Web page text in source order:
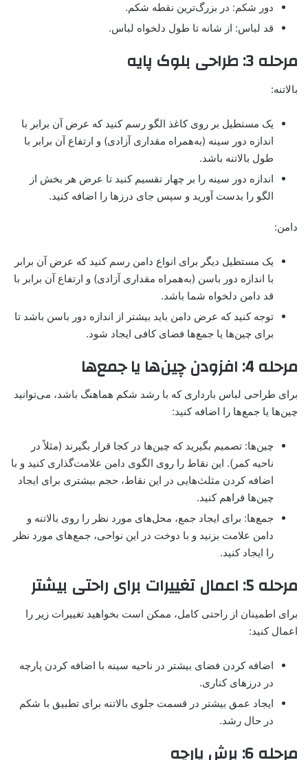
دور شکم: در بزرگ‌ترین نقطه شکم.
قد لباس: از شانه تا طول دلخواه لباس.
مرحله 3: طراحی بلوک پایه
بالاتنه:
یک مستطیل بر روی کاغذ الگو رسم کنید که عرض آن برابر با
اندازه دور سینه (به‌همراه مقداری آزادی) و ارتفاع آن برابر با
طول بالاتنه باشد.
اندازه دور سینه را بر چهار تقسیم کنید تا عرض هر بخش از
الگو را بدست آورید و سپس جای درزها را اضافه کنید.
دامن:
یک مستطیل دیگر برای انواع دامن رسم کنید که عرض آن برابر
با اندازه دور باسن (به‌همراه مقداری آزادی) و ارتفاع آن برابر با
قد دامن دلخواه شما باشد.
توجه کنید که عرض دامن باید بیشتر از اندازه دور باسن باشد تا
برای چین‌ها یا جمع‌ها فضای کافی ایجاد شود.
مرحله 4: افزودن چین‌ها یا جمع‌ها
برای طراحی لباس بارداری که با رشد شکم هماهنگ باشد، می‌توانید
چین‌ها یا جمع‌ها را اضافه کنید:
چین‌ها: تصمیم بگیرید که چین‌ها در کجا قرار بگیرند (مثلاً در
ناحیه کمر). این نقاط را روی الگوی دامن علامت‌گذاری کنید و با
اضافه کردن مثلث‌هایی در این نقاط، حجم بیشتری برای ایجاد
چین‌ها فراهم کنید.
جمع‌ها: برای ایجاد جمع، محل‌های مورد نظر را روی بالاتنه و
دامن علامت بزنید و با دوخت در این نواحی، جمع‌های مورد نظر
را ایجاد کنید.
مرحله 5: اعمال تغییرات برای راحتی بیشتر
برای اطمینان از راحتی کامل، ممکن است بخواهید تغییرات زیر را
اعمال کنید:
اضافه کردن فضای بیشتر در ناحیه سینه با اضافه کردن پارچه
در درزهای کناری.
ایجاد عمق بیشتر در قسمت جلوی بالاتنه برای تطبیق با شکم
در حال رشد.
مرحله 6: برش پارچه